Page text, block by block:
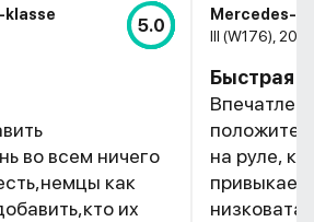
klasse
5.0
во всем ничего
как
их
Mercedes-
III (W176),
Быстрая
на руле, к